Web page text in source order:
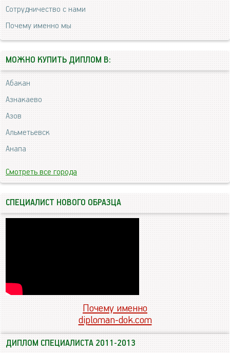
Сотрудничество с нами
Почему именно мы
МОЖНО КУПИТЬ ДИПЛОМ В:
Абакан
Азнакаево
Азов
Альметьевск
Анапа
Смотреть все города
СПЕЦИАЛИСТ НОВОГО ОБРАЗЦА
Почему именно
diploman-dok.com
ДИПЛОМ СПЕЦИАЛИСТА 2011-2013